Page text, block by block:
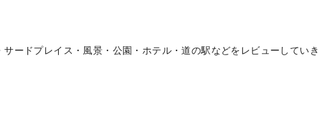
ードプレイス・風景・公園・ホテル・道の駅などをレビューしていき